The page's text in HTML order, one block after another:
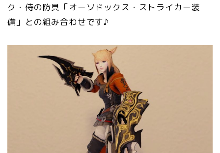
ク・侍の防具「オーソドックス・ストライカー装
備」との組み合わせです♪